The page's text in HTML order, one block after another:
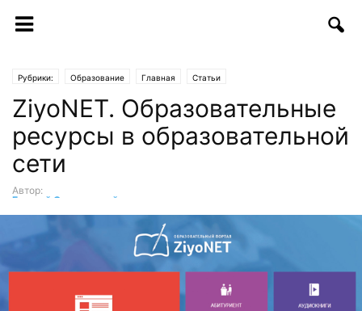
Рубрики: Образование Главная Статьи
ZiyoNET. Образовательные
ресурсы в образовательной
сети
Автор:
Евгений Скляревский